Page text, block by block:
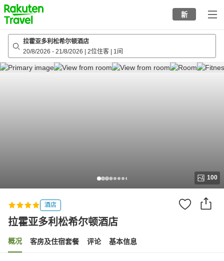
to
top
page
新
拉霍亚多利松希尔顿酒店
20/8/2026 - 21/8/2026 2位住客 1间
100
酒店
拉霍亚多利松希尔顿酒店
概况 客房及住宿套餐 评论 基本信息